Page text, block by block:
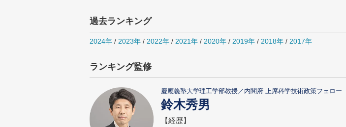
過去ランキング
2024年 / 2023年 / 2022年 / 2021年 / 2020年 / 2019年 / 2018年 / 2017年
ランキング監修
慶應義塾大学理工学部教授／内閣府 上席科学技術政策フェロー
鈴木秀男
【経歴】